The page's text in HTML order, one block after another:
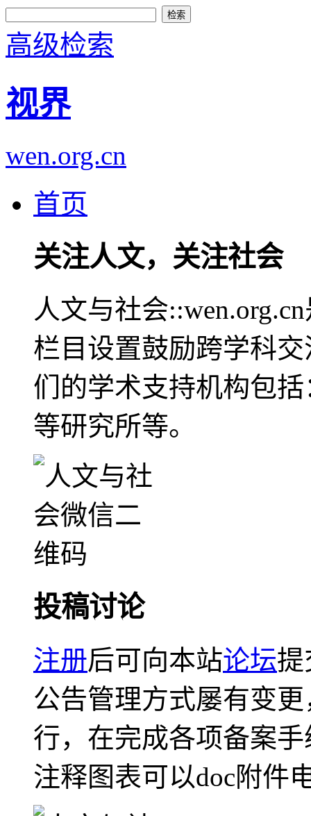
高级检索
视界
wen.org.cn
首页
关注人文，关注社会
人文与社会
栏目设置鼓励跨学科
们的学术支持机构包
等研究所等。
投稿讨论
注册后可向本站论坛提
公告管理方式屡有变
行，在完成各项备案
注释图表可以doc附件